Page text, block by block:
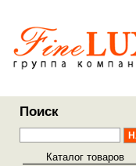
Поиск
Каталог товаров